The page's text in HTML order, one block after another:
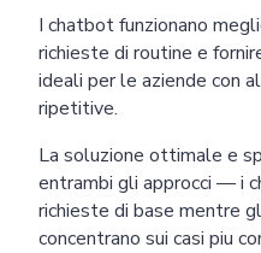
I chatbot funzionano
richieste di routine e
ideali per le aziende con
ripetitive.
La soluzione ottimale e
entrambi gli approcci — i
richieste di base mentre
concentrano sui casi piu